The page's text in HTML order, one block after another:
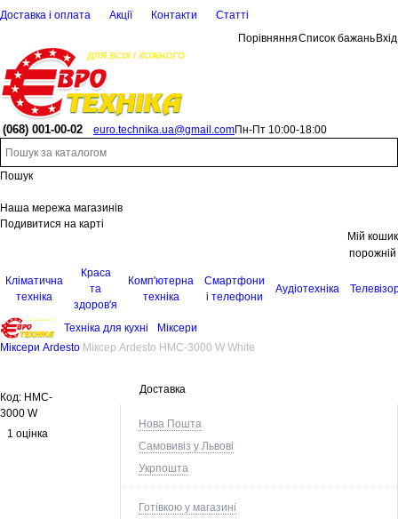
Доставка і оплата Акції Контакти
Статті
ПорівнянняСписок бажань Вхід
(068) 001-00-02 euro.technika.ua@gmail.comПн-Пт 10:00-18:00
Пошук
Наша мережа магазинів
Подивитися на карті
Мій кошик
порожній
Кліматична
техніка
Краса
та
здоров'я
Комп'ютерна
техніка
Смартфони
і телефони
Аудіотехніка
Техніка для кухні
Міксери
Міксери Ardesto Міксер Ardesto HMC-3000 W White
Доставка
Нова Пошта
Самовивіз у Львові
Укрпошта
Готівкою у магазині
Код: HMC-
3000 W
1 оцінка